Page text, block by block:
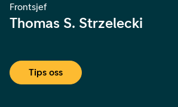
Frontsjef
Thomas S. Strzelecki
Tips oss